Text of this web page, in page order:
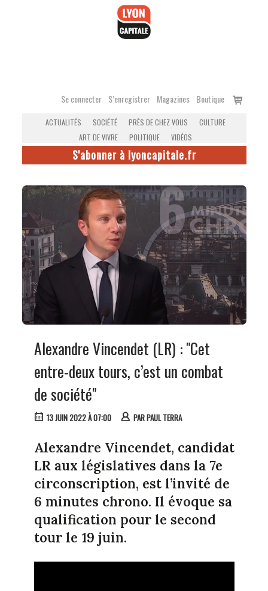
Se connecter S’enregistrer Magazines Boutique
Voir
ACTUALITÉS SOCIÉTÉ PRÈS DE CHEZ VOUS
CULTURE
ART DE VIVRE
POLITIQUE VIDÉOS
S'abonner à lyoncapitale.fr
Alexandre Vincendet (LR) : "Cet
entre-deux tours, c’est un combat
de société"
13 JUIN 2022 À 07:00 PARPAUL TERRA
Alexandre Vincendet, candidat
LR aux législatives dans la 7e
circonscription, est l’invité de
6 minutes chrono. Il évoque sa
qualification pour le second
tour le 19 juin.